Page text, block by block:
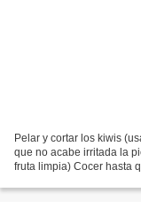
Pelar y cortar los kiwis
que no acabe irritada la
fruta limpia) Cocer hasta